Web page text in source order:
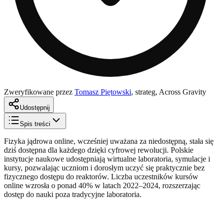
Zweryfikowane przez Tomasz Piętowski, strateg, Across Gravity
Udostępnij
Spis treści
Fizyka jądrowa online, wcześniej uważana za niedostępną, stała się
dziś dostępna dla każdego dzięki cyfrowej rewolucji. Polskie
instytucje naukowe udostępniają wirtualne laboratoria, symulacje i
kursy, pozwalając uczniom i dorosłym uczyć się praktycznie bez
fizycznego dostępu do reaktorów. Liczba uczestników kursów
online wzrosła o ponad 40% w latach 2022–2024, rozszerzając
dostęp do nauki poza tradycyjne laboratoria.